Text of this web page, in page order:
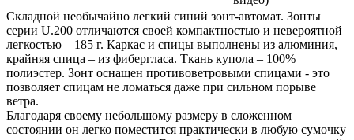
Складной необычайно легкий синий зонт-автомат. Зонты
серии U.200 отличаются своей компактностью и невероятной
легкостью – 185 г. Каркас и спицы выполнены из алюминия,
крайняя спица – из фибергласа. Ткань купола – 100%
полиэстер. Зонт оснащен противоветровыми спицами - это
позволяет спицам не ломаться даже при сильном порыве
ветра.
Благодаря своему небольшому размеру в сложенном
состоянии он легко поместится практически в любую сумочку